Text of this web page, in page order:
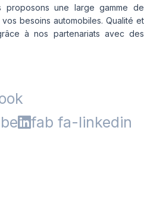
une large gamme de
besoins automobiles. Qualité et
à nos partenariats avec des
fab fa-linkedin